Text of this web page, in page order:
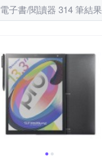
電子書/閱讀器 314 筆結果